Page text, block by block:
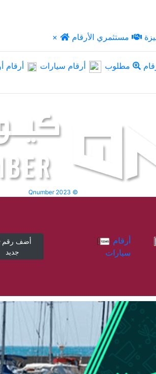
× مستثمري الأرقام
مطلوب أرقام سيارات أرقام
Qnumber 2023 ©
أضف رقم
جديد
سيارات